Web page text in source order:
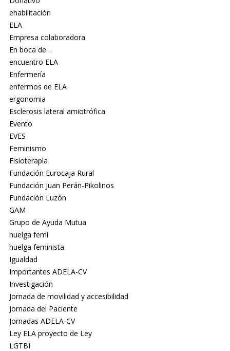
ehabilitación
ELA
Empresa colaboradora
En boca de…
encuentro ELA
Enfermería
enfermos de ELA
ergonomia
Esclerosis lateral amiotrófica
Evento
EVES
Feminismo
Fisioterapia
Fundación Eurocaja Rural
Fundación Juan Perán-Pikolinos
Fundación Luzón
GAM
Grupo de Ayuda Mutua
huelga femi
huelga feminista
Igualdad
Importantes ADELA-CV
Investigación
Jornada de movilidad y accesibilidad
Jornada del Paciente
Jornadas ADELA-CV
Ley ELA proyecto de Ley
LGTBI